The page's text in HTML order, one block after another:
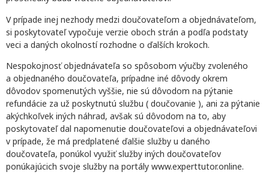
V prípade inej nezhody medzi doučovateľom a objednávateľom,
si poskytovateľ vypočuje verzie oboch strán a podľa podstaty
veci a daných okolností rozhodne o ďalších krokoch.
Nespokojnosť objednávateľa so spôsobom výučby zvoleného
a objednaného doučovateľa, prípadne iné dôvody okrem
dôvodov spomenutých vyššie, nie sú dôvodom na pýtanie
refundácie za už poskytnutú službu ( doučovanie ), ani za pýtanie
akýchkoľvek iných náhrad, avšak sú dôvodom na to, aby
poskytovateľ dal napomenutie doučovateľovi a objednávateľovi
v prípade, že má predplatené ďalšie služby u daného
doučovateľa, ponúkol využiť služby iných doučovateľov
ponúkajúcich svoje služby na portály www.experttutor.online.